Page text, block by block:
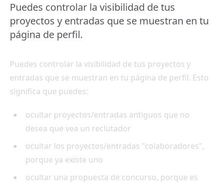
Puedes controlar la visibilidad de tus
proyectos y entradas que se muestran en tu
página de perfil.
Puedes controlar la visibilidad de tus proyectos y
entradas que se muestran en tu página de perfil. Esto
significa que puedes:
ocultar proyectos/entradas antiguos que no
desea que vea un reclutador
ocultar los proyectos/entradas "colaboradores",
porque ya existe uno
ocultar una propuesta de concurso, porque es